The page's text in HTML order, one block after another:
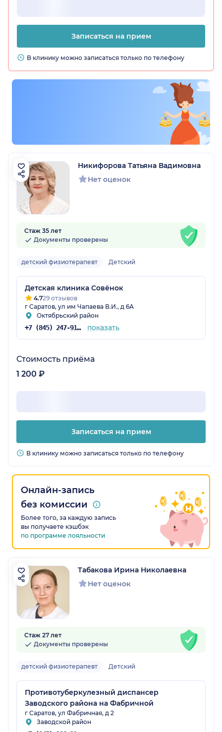
Записаться на прием
В клинику можно записаться только по телефону
Никифорова Татьяна Вадимовна
Нет оценок
Стаж 35 лет
Документы проверены
детский физиотерапевт Детский
Детская клиника Совёнок
4.729 отзывов
г Саратов, ул им Чапаева В.И., д 6А
Октябрьский район
+7 (845) 247-91-52 показать
Стоимость приёма
1 200 ₽
Записаться на прием
В клинику можно записаться только по телефону
Онлайн-запись
без комиссии
Более того, за каждую запись
вы получаете кэшбэк
по программе лояльности
Табакова Ирина Николаевна
Нет оценок
Стаж 27 лет
Документы проверены
детский физиотерапевт Детский
Противотуберкулезный диспансер
Заводского района на Фабричной
г Саратов, ул Фабричная, д 2
Заводской район